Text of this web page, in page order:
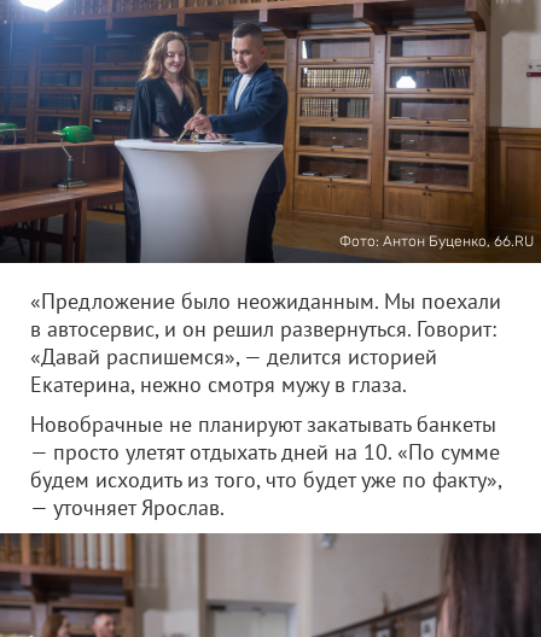
Фото: Антон Буценко, 66.RU
«Предложение было неожиданным. Мы поехали
в автосервис, и он решил развернуться. Говорит:
«Давай распишемся», — делится историей
Екатерина, нежно смотря мужу в глаза.
Новобрачные не планируют закатывать банкеты
— просто улетят отдыхать дней на 10. «По сумме
будем исходить из того, что будет уже по факту»,
— уточняет Ярослав.